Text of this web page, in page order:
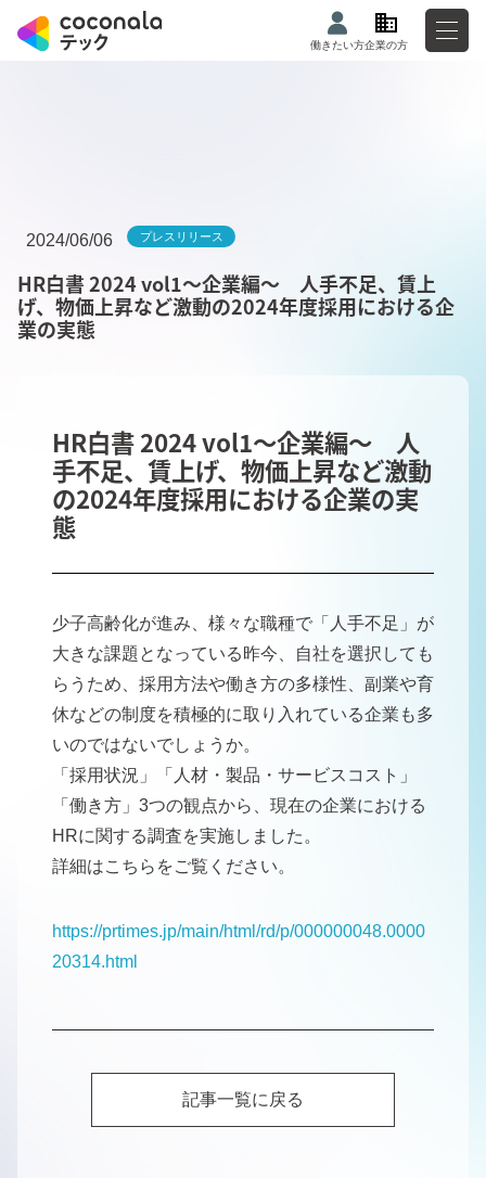
働きたい方企業の方
2024/06/06 プレスリリース
HR白書 2024 vol1～企業編～ 人手不足、賃上
げ、物価上昇など激動の2024年度採用における企
業の実態
HR白書 2024 vol1～企業編～ 人
手不足、賃上げ、物価上昇など激動
の2024年度採用における企業の実
態
少子高齢化が進み、様々な職種で「人手不足」が
大きな課題となっている昨今、自社を選択しても
らうため、採用方法や働き方の多様性、副業や育
休などの制度を積極的に取り入れている企業も多
いのではないでしょうか。
「採用状況」「人材・製品・サービスコスト」
「働き方」3つの観点から、現在の企業における
HRに関する調査を実施しました。
詳細はこちらをご覧ください。
https://prtimes.jp/main/html/rd/p/000000048.0000
20314.html
記事一覧に戻る